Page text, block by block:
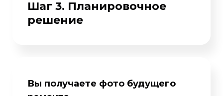
Шаг 3. Планировочное
решение
Вы получаете фото будущего